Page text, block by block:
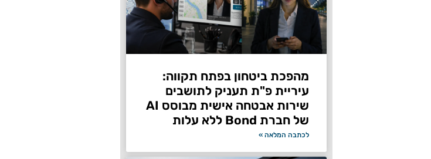
מהפכת ביטחון בפתח תקווה:
עיריית פ"ת תעניק לתושבים
שירות אבטחה אישית מבוסס AI
של חברת Bond ללא עלות
לכתבה המלאה »